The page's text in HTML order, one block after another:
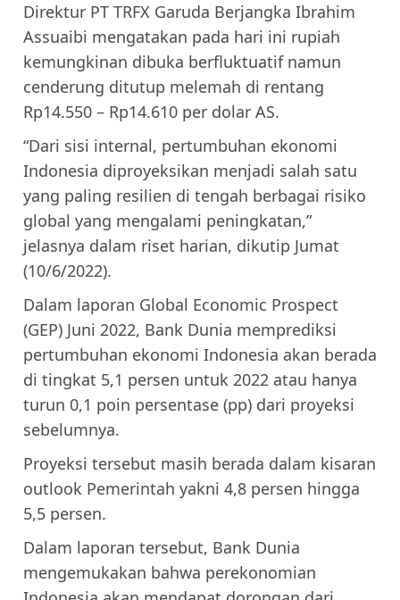
Direktur PT TRFX Garuda Berjangka Ibrahim
Assuaibi mengatakan pada hari ini rupiah
kemungkinan dibuka berfluktuatif namun
cenderung ditutup melemah di rentang
Rp14.550 – Rp14.610 per dolar AS.
“Dari sisi internal, pertumbuhan ekonomi
Indonesia diproyeksikan menjadi salah satu
yang paling resilien di tengah berbagai risiko
global yang mengalami peningkatan,”
jelasnya dalam riset harian, dikutip Jumat
(10/6/2022).
Dalam laporan Global Economic Prospect
(GEP) Juni 2022, Bank Dunia memprediksi
pertumbuhan ekonomi Indonesia akan berada
di tingkat 5,1 persen untuk 2022 atau hanya
turun 0,1 poin persentase (pp) dari proyeksi
sebelumnya.
Proyeksi tersebut masih berada dalam kisaran
outlook Pemerintah yakni 4,8 persen hingga
5,5 persen.
Dalam laporan tersebut, Bank Dunia
mengemukakan bahwa perekonomian